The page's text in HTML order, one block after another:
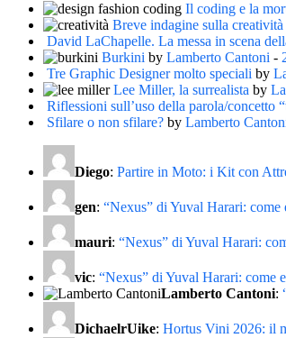
Il coding e la
Breve indagine sulla creatività
David LaChapelle. La messa in scena
Burkini by Lamberto Cantoni -
Tre Graphic Designer molto speciali by
Lee Miller, la surrealista by
Riflessioni sull’uso della parola/concetto
Sfilare o non sfilare? by Lamberto
Diego: Partire in Moto: i Kit con
gen: “Nexus” di Yuval Harari:
mauri: “Nexus” di Yuval Harari:
vic: “Nexus” di Yuval Harari: come
Lamberto Cantoni:
DichaelrUike: Hortus Vini 2026: il